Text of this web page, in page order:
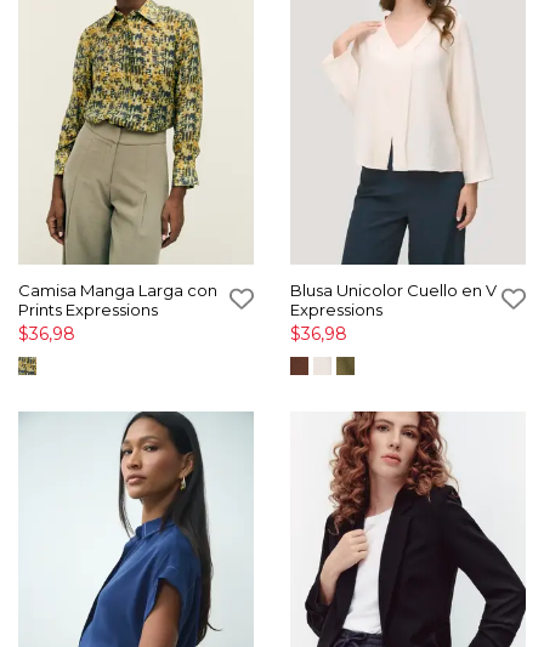
Camisa Manga Larga con
Prints Expressions
$36,98
Blusa Unicolor Cuello en V
Expressions
$36,98